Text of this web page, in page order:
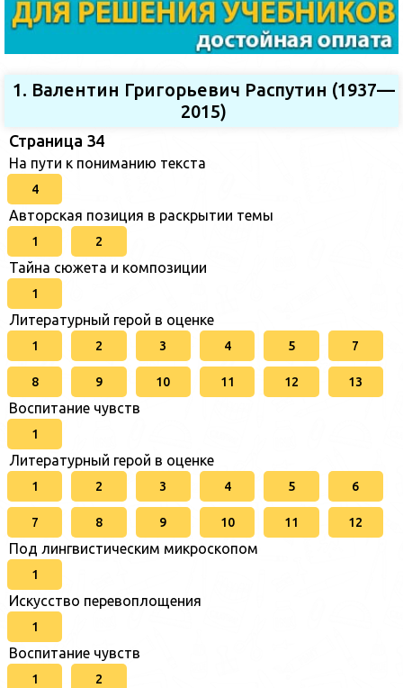
1. Валентин Григорьевич Распутин (1937—
2015)
Страница 34
На пути к пониманию текста
4
Авторская позиция в раскрытии темы
1 2
Тайна сюжета и композиции
1
Литературный герой в оценке
1 2 3 4 5 7
8 9 10 11 12 13
Воспитание чувств
1
Литературный герой в оценке
1 2 3 4 5 6
7 8 9 10 11 12
Под лингвистическим микроскопом
1
Искусство перевоплощения
1
Воспитание чувств
1 2